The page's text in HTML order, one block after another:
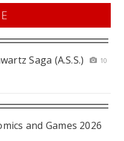
Saga (A.S.S.)
10
and Games 2026